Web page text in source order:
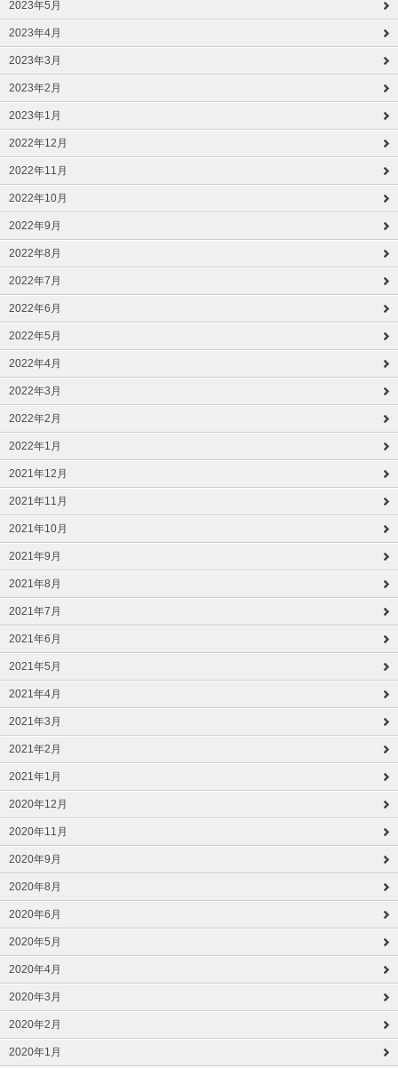
2023年5月
2023年4月
2023年3月
2023年2月
2023年1月
2022年12月
2022年11月
2022年10月
2022年9月
2022年8月
2022年7月
2022年6月
2022年5月
2022年4月
2022年3月
2022年2月
2022年1月
2021年12月
2021年11月
2021年10月
2021年9月
2021年8月
2021年7月
2021年6月
2021年5月
2021年4月
2021年3月
2021年2月
2021年1月
2020年12月
2020年11月
2020年9月
2020年8月
2020年6月
2020年5月
2020年4月
2020年3月
2020年2月
2020年1月